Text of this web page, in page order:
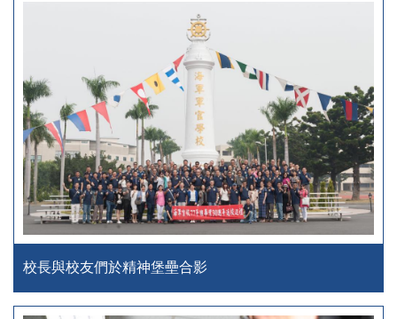
校長與校友們於精神堡壘合影